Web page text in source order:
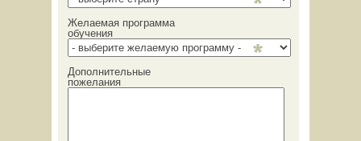
Желаемая программа
обучения
Дополнительные
пожелания